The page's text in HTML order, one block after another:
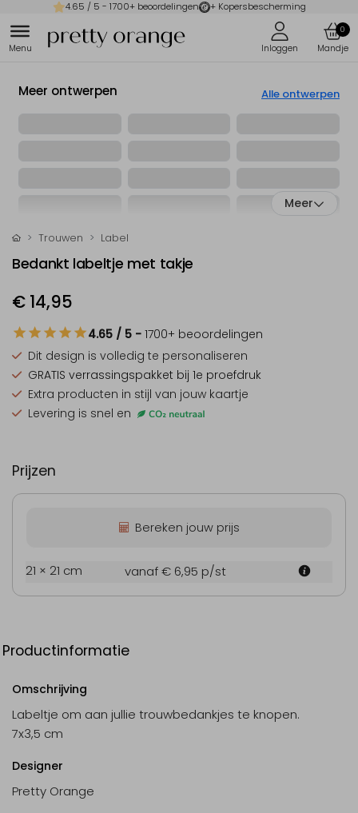
4.65 / 5 - 1700+ beoordelingen + Kopersbescherming
0
Meer ontwerpen Alle ontwerpen
Meer
Trouwen Label
Bedankt labeltje met takje
€ 14,95
4.65 / 5 - 1700+ beoordelingen
Dit design is volledig te personaliseren
GRATIS verrassingspakket bij 1e proefdruk
Extra producten in stijl van jouw kaartje
Levering is snel en
Prijzen
Bereken jouw prijs
21 × 21 cm vanaf € 6,95 p/st
Productinformatie
Omschrijving
Labeltje om aan jullie trouwbedankjes te knopen.
7x3,5 cm
Designer
Pretty Orange